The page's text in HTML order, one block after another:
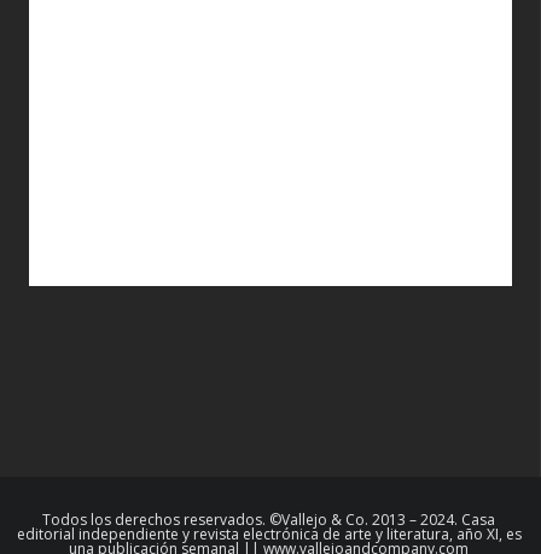
Todos los derechos reservados. ©Vallejo & Co. 2013 – 2024. Casa
editorial independiente y revista electrónica de arte y literatura, año XI, es
una publicación semanal || www.vallejoandcompany.com